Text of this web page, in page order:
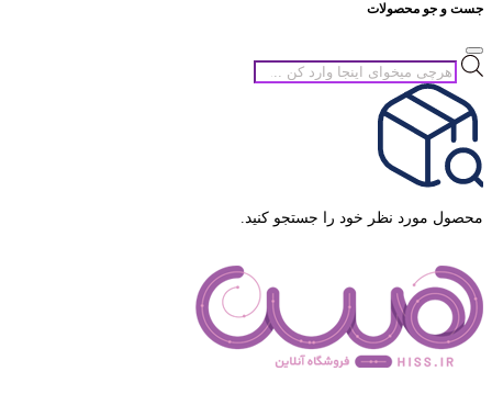
جست و جو محصولات
جستجوی
محصولات
محصول مورد نظر خود را جستجو کنید.